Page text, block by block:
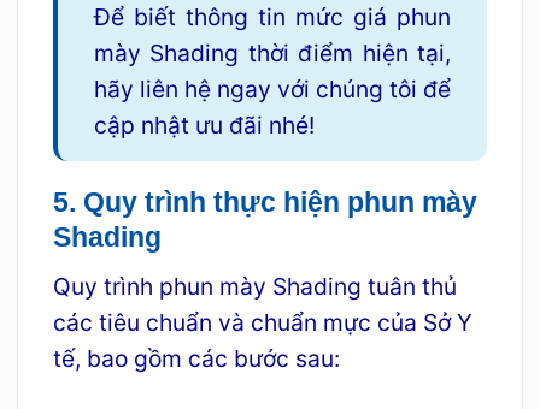
Để biết thông tin mức giá phun
mày Shading thời điểm hiện tại,
hãy liên hệ ngay với chúng tôi để
cập nhật ưu đãi nhé!
5. Quy trình thực hiện phun mày
Shading
Quy trình phun mày Shading tuân thủ
các tiêu chuẩn và chuẩn mực của Sở Y
tế, bao gồm các bước sau: